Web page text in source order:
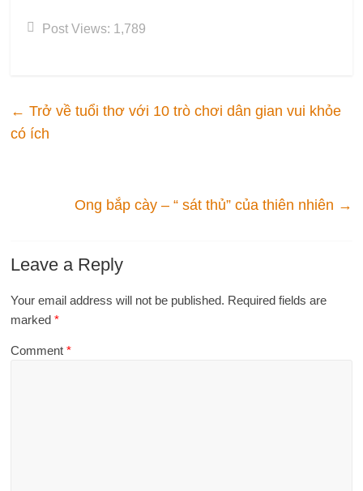
Post Views: 1,789
← Trở về tuổi thơ với 10 trò chơi dân gian vui khỏe
có ích
Ong bắp cày – “ sát thủ” của thiên nhiên →
Leave a Reply
Your email address will not be published. Required fields are
marked*
Comment*